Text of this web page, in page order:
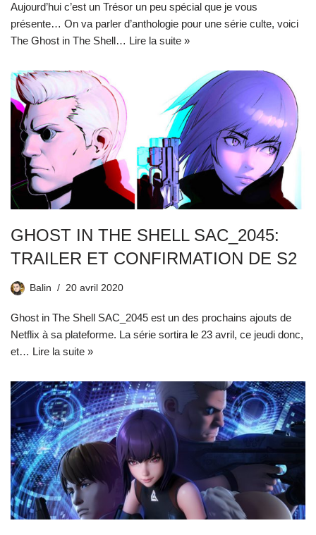
Aujourd’hui c’est un Trésor un peu spécial que je vous
présente… On va parler d’anthologie pour une série culte, voici
The Ghost in The Shell… Lire la suite »
GHOST IN THE SHELL SAC_2045:
TRAILER ET CONFIRMATION DE S2
Balin 20 avril 2020
Ghost in The Shell SAC_2045 est un des prochains ajouts de
Netflix à sa plateforme. La série sortira le 23 avril, ce jeudi donc,
et… Lire la suite »